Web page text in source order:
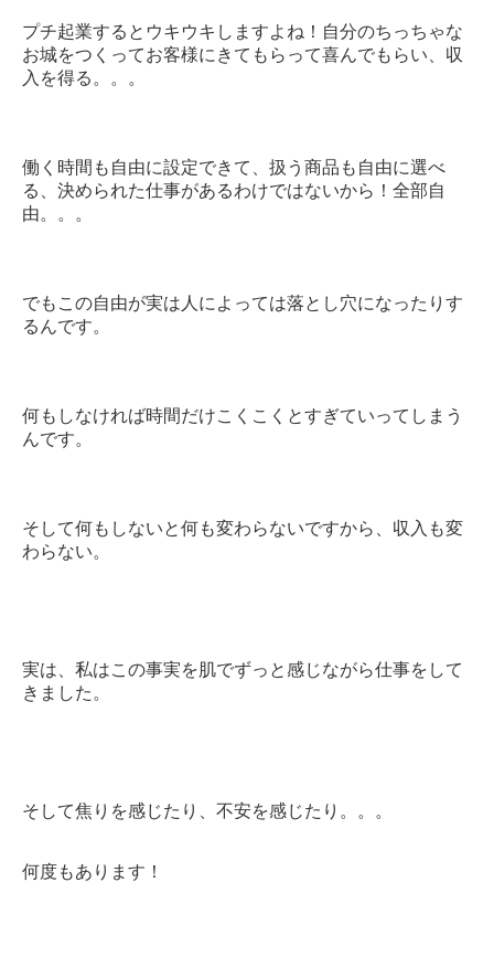
プチ起業するとウキウキしますよね！自分のちっちゃな
お城をつくってお客様にきてもらって喜んでもらい、収
入を得る。。。
働く時間も自由に設定できて、扱う商品も自由に選べ
る、決められた仕事があるわけではないから！全部自
由。。。
でもこの自由が実は人によっては落とし穴になったりす
るんです。
何もしなければ時間だけこくこくとすぎていってしまう
んです。
そして何もしないと何も変わらないですから、収入も変
わらない。
実は、私はこの事実を肌でずっと感じながら仕事をして
きました。
そして焦りを感じたり、不安を感じたり。。。
何度もあります！